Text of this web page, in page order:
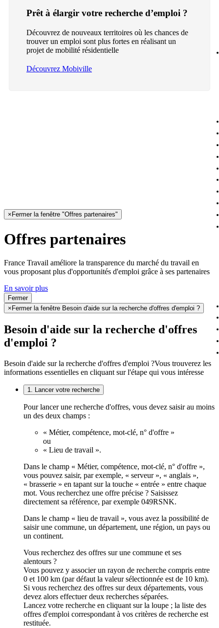
Prêt à élargir votre recherche d’emploi ?
Découvrez de nouveaux territoires où les chances de
trouver un emploi sont plus fortes en réalisant un
projet de mobilité résidentielle
Découvrez Mobiville
× Fermer la fenêtre "Offres partenaires"
Offres partenaires
France Travail améliore la transparence du marché du travail en
vous proposant plus d'opportunités d'emploi grâce à ses partenaires
En savoir plus
Fermer
× Fermer la fenêtre Besoin d'aide sur la recherche d'offres d'emploi ?
Besoin d'aide sur la recherche d'offres
d'emploi ?
Besoin d'aide sur la recherche d'offres d'emploi ?Vous trouverez les
informations essentielles en cliquant sur l'étape qui vous intéresse
1. Lancer votre recherche
Pour lancer une recherche d'offres, vous devez saisir au moins
un des deux champs :
« Métier, compétence, mot-clé, n° d'offre »
ou
« Lieu de travail ».
Dans le champ « Métier, compétence, mot-clé, n° d'offre »,
vous pouvez saisir, par exemple, « serveur », « anglais »,
« brasserie » en tapant sur la touche « entrée » entre chaque
mot. Vous recherchez une offre précise ? Saisissez
directement sa référence, par exemple 049RSNK.
Dans le champ « lieu de travail », vous avez la possibilité de
saisir une commune, un département, une région, un pays ou
un continent.
Vous recherchez des offres sur une commune et ses
alentours ?
Vous pouvez y associer un rayon de recherche compris entre
0 et 100 km (par défaut la valeur sélectionnée est de 10 km).
Si vous recherchez des offres sur deux départements, vous
devez alors effectuer deux recherches séparées.
Lancez votre recherche en cliquant sur la loupe ; la liste des
offres d'emploi correspondant à vos critères de recherche est
restituée.